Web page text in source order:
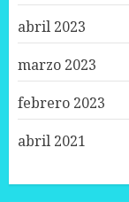
abril 2023
marzo 2023
febrero 2023
abril 2021